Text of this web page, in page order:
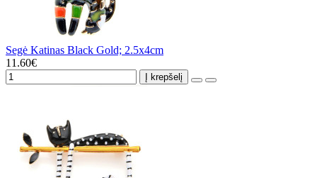
Segė Katinas Black Gold; 2.5x4cm
11.60€
Į krepšelį